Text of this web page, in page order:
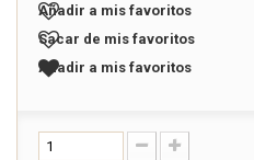
Añadir a mis favoritos
Sacar de mis favoritos
Añadir a mis favoritos